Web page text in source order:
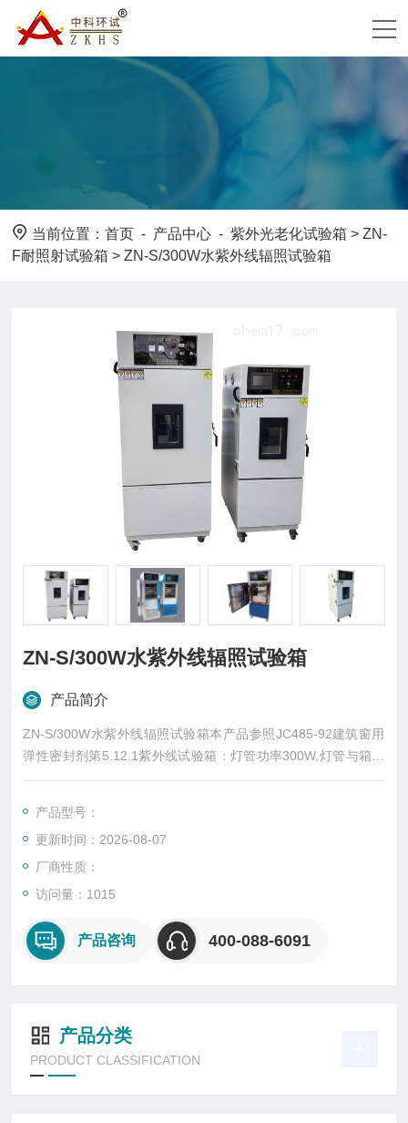
当前位置：首页 - 产品中心 -紫外光老化试验箱 >ZN-
F耐照射试验箱 > ZN-S/300W水紫外线辐照试验箱
ZN-S/300W水紫外线辐照试验箱
产品简介
ZN-S/300W水紫外线辐照试验箱本产品参照JC485-92建筑窗用
弹性密封剂第5.12.1紫外线试验箱：灯管功率300W,灯管与箱底
平行，灯管距试件250mm,
产品型号：
更新时间：2026-08-07
厂商性质：
访问量：1015
产品咨询 400-088-6091
产品分类
PRODUCT CLASSIFICATION